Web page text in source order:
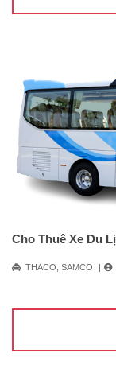
Cho Thuê Xe Du
THACO, SAMCO